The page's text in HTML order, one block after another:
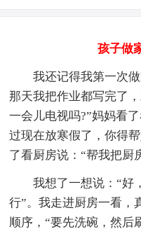
孩子做
我还记得我第一次做
那天我把作业都写完了
一会儿电视吗?”妈妈看
过现在放寒假了，你得
了看厨房说：“帮我把厨
我想了一想说：“好
行”。我走进厨房一看，
顺序，“要先洗碗，然后